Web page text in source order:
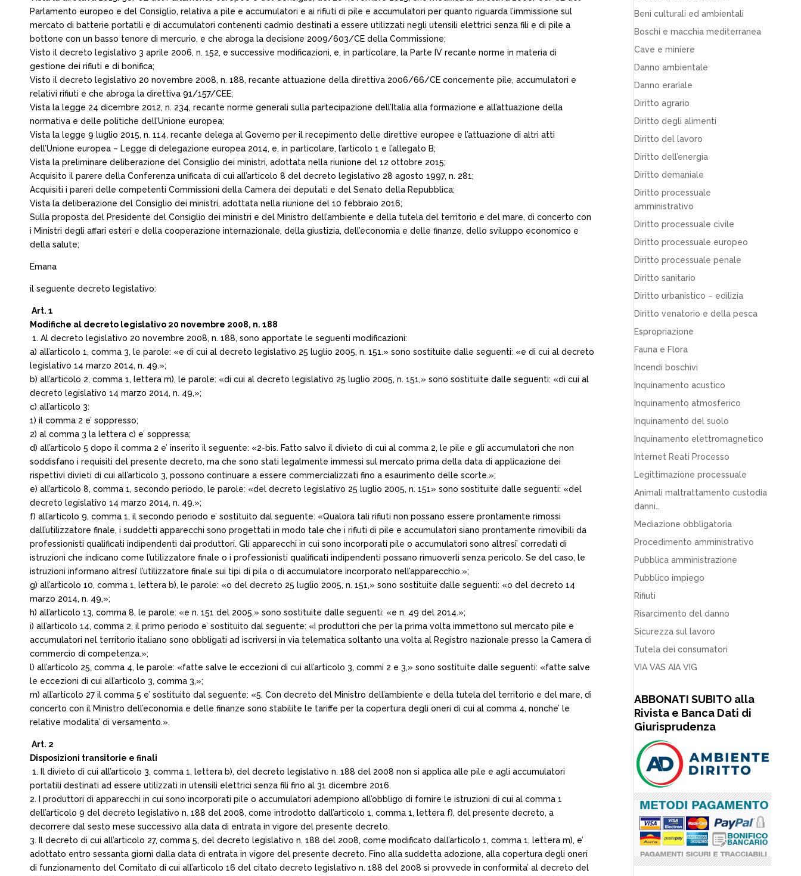
Parlamento europeo e del Consiglio, relativa a pile e accumulatori e ai rifiuti di pile e accumulatori per quanto riguarda l’immissione sul
mercato di batterie portatili e di accumulatori contenenti cadmio destinati a essere utilizzati negli utensili elettrici senza fili e di pile a
bottone con un basso tenore di mercurio, e che abroga la decisione 2009/603/CE della Commissione;
Visto il decreto legislativo 3 aprile 2006, n. 152, e successive modificazioni, e, in particolare, la Parte IV recante norme in materia di
gestione dei rifiuti e di bonifica;
Visto il decreto legislativo 20 novembre 2008, n. 188, recante attuazione della direttiva 2006/66/CE concernente pile, accumulatori e
relativi rifiuti e che abroga la direttiva 91/157/CEE;
Vista la legge 24 dicembre 2012, n. 234, recante norme generali sulla partecipazione dell’Italia alla formazione e all’attuazione della
normativa e delle politiche dell’Unione europea;
Vista la legge 9 luglio 2015, n. 114, recante delega al Governo per il recepimento delle direttive europee e l’attuazione di altri atti
dell’Unione europea – Legge di delegazione europea 2014, e, in particolare, l’articolo 1 e l’allegato B;
Vista la preliminare deliberazione del Consiglio dei ministri, adottata nella riunione del 12 ottobre 2015;
Acquisito il parere della Conferenza unificata di cui all’articolo 8 del decreto legislativo 28 agosto 1997, n. 281;
Acquisiti i pareri delle competenti Commissioni della Camera dei deputati e del Senato della Repubblica;
Vista la deliberazione del Consiglio dei ministri, adottata nella riunione del 10 febbraio 2016;
Sulla proposta del Presidente del Consiglio dei ministri e del Ministro dell’ambiente e della tutela del territorio e del mare, di concerto con
i Ministri degli affari esteri e della cooperazione internazionale, della giustizia, dell’economia e delle finanze, dello sviluppo economico e
della salute;
Emana
il seguente decreto legislativo:
Art. 1
Modifiche al decreto legislativo 20 novembre 2008, n. 188
1. Al decreto legislativo 20 novembre 2008, n. 188, sono apportate le seguenti modificazioni:
a) all’articolo 1, comma 3, le parole: «e di cui al decreto legislativo 25 luglio 2005, n. 151.» sono sostituite dalle seguenti: «e di cui al decreto
legislativo 14 marzo 2014, n. 49.»;
b) all’articolo 2, comma 1, lettera m), le parole: «di cui al decreto legislativo 25 luglio 2005, n. 151,» sono sostituite dalle seguenti: «di cui al
decreto legislativo 14 marzo 2014, n. 49,»;
c) all’articolo 3:
1) il comma 2 e’ soppresso;
2) al comma 3 la lettera c) e’ soppressa;
d) all’articolo 5 dopo il comma 2 e’ inserito il seguente: «2-bis. Fatto salvo il divieto di cui al comma 2, le pile e gli accumulatori che non
soddisfano i requisiti del presente decreto, ma che sono stati legalmente immessi sul mercato prima della data di applicazione dei
rispettivi divieti di cui all’articolo 3, possono continuare a essere commercializzati fino a esaurimento delle scorte.»;
e) all’articolo 8, comma 1, secondo periodo, le parole: «del decreto legislativo 25 luglio 2005, n. 151» sono sostituite dalle seguenti: «del
decreto legislativo 14 marzo 2014, n. 49.»;
f) all’articolo 9, comma 1, il secondo periodo e’ sostituito dal seguente: «Qualora tali rifiuti non possano essere prontamente rimossi
dall’utilizzatore finale, i suddetti apparecchi sono progettati in modo tale che i rifiuti di pile e accumulatori siano prontamente rimovibili da
professionisti qualificati indipendenti dai produttori. Gli apparecchi in cui sono incorporati pile o accumulatori sono altresi’ corredati di
istruzioni che indicano come l’utilizzatore finale o i professionisti qualificati indipendenti possano rimuoverli senza pericolo. Se del caso, le
istruzioni informano altresi’ l’utilizzatore finale sui tipi di pila o di accumulatore incorporato nell’apparecchio.»;
g) all’articolo 10, comma 1, lettera b), le parole: «o del decreto 25 luglio 2005, n. 151,» sono sostituite dalle seguenti: «o del decreto 14
marzo 2014, n. 49,»;
h) all’articolo 13, comma 8, le parole: «e n. 151 del 2005.» sono sostituite dalle seguenti: «e n. 49 del 2014.»;
i) all’articolo 14, comma 2, il primo periodo e’ sostituito dal seguente: «I produttori che per la prima volta immettono sul mercato pile e
accumulatori nel territorio italiano sono obbligati ad iscriversi in via telematica soltanto una volta al Registro nazionale presso la Camera di
commercio di competenza.»;
l) all’articolo 25, comma 4, le parole: «fatte salve le eccezioni di cui all’articolo 3, commi 2 e 3,» sono sostituite dalle seguenti: «fatte salve
le eccezioni di cui all’articolo 3, comma 3,»;
m) all’articolo 27 il comma 5 e’ sostituito dal seguente: «5. Con decreto del Ministro dell’ambiente e della tutela del territorio e del mare, di
concerto con il Ministro dell’economia e delle finanze sono stabilite le tariffe per la copertura degli oneri di cui al comma 4, nonche’ le
relative modalita’ di versamento.».
Art. 2
Disposizioni transitorie e finali
1. Il divieto di cui all’articolo 3, comma 1, lettera b), del decreto legislativo n. 188 del 2008 non si applica alle pile e agli accumulatori
portatili destinati ad essere utilizzati in utensili elettrici senza fili fino al 31 dicembre 2016.
2. I produttori di apparecchi in cui sono incorporati pile o accumulatori adempiono all’obbligo di fornire le istruzioni di cui al comma 1
dell’articolo 9 del decreto legislativo n. 188 del 2008, come introdotto dall’articolo 1, comma 1, lettera f), del presente decreto, a
decorrere dal sesto mese successivo alla data di entrata in vigore del presente decreto.
3. Il decreto di cui all’articolo 27, comma 5, del decreto legislativo n. 188 del 2008, come modificato dall’articolo 1, comma 1, lettera m), e’
adottato entro sessanta giorni dalla data di entrata in vigore del presente decreto. Fino alla suddetta adozione, alla copertura degli oneri
di funzionamento del Comitato di cui all’articolo 16 del citato decreto legislativo n. 188 del 2008 si provvede in conformita’ al decreto del
Beni culturali ed ambientali
Boschi e macchia mediterranea
Cave e miniere
Danno ambientale
Danno erariale
Diritto agrario
Diritto degli alimenti
Diritto del lavoro
Diritto dell’energia
Diritto demaniale
Diritto processuale
amministrativo
Diritto processuale civile
Diritto processuale europeo
Diritto processuale penale
Diritto sanitario
Diritto urbanistico – edilizia
Diritto venatorio e della pesca
Espropriazione
Fauna e Flora
Incendi boschivi
Inquinamento acustico
Inquinamento atmosferico
Inquinamento del suolo
Inquinamento elettromagnetico
Internet Reati Processo
Legittimazione processuale
Animali maltrattamento custodia
danni…
Mediazione obbligatoria
Procedimento amministrativo
Pubblica amministrazione
Pubblico impiego
Rifiuti
Risarcimento del danno
Sicurezza sul lavoro
Tutela dei consumatori
VIA VAS AIA VIG
ABBONATI SUBITO alla
Rivista e Banca Dati di
Giurisprudenza